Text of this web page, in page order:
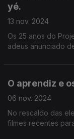
yé.
13 nov. 2024
Os 25 anos do
adeus anunciado
O aprendiz e
06 nov. 2024
No rescaldo das
filmes recentes